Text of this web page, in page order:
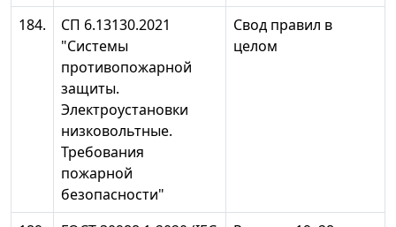
184.
СП 6.13130.2021
"Системы
противопожарной
защиты.
Электроустановки
низковольтные.
Требования
пожарной
безопасности"
Свод правил в
целом